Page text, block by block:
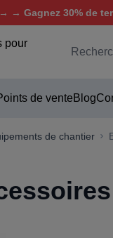
→ → Gagnez 30% de
de vente Blog
de chantier